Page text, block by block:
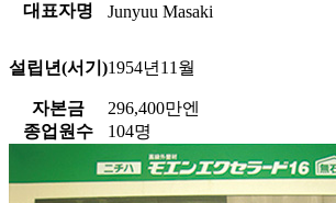
대표자명
Junyuu Masaki
설립년(서기)1954년11월
자본금
296,400만엔
종업원수
104명